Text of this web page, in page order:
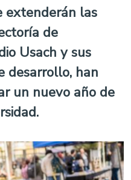
extenderán las
de
Usach y sus
desarrollo, han
un nuevo año de